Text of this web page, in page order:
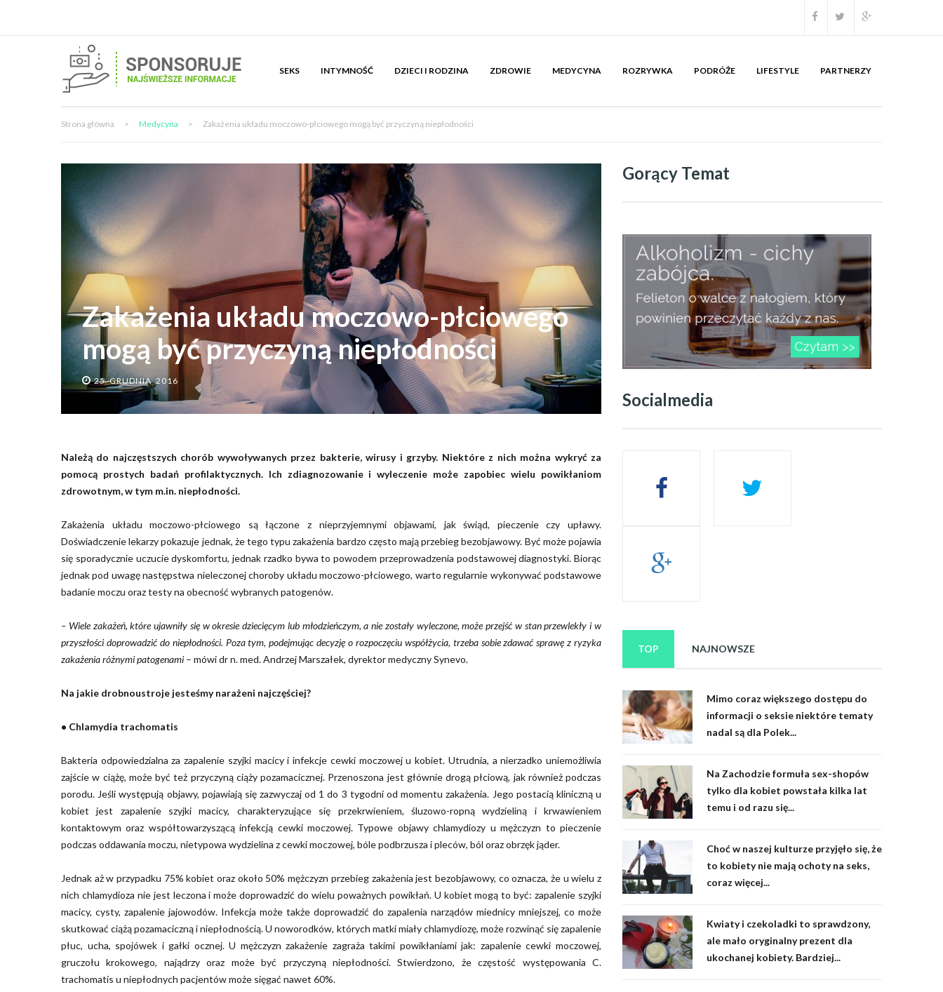
SEKS INTYMNOŚĆ DZIECI I RODZINA ZDROWIE MEDYCYNA ROZRYWKA PODRÓŻE LIFESTYLE PARTNERZY
Strona główna > Medycyna > Zakażenia układu moczowo-płciowego mogą być przyczyną niepłodności
Zakażenia układu moczowo-płciowego
mogą być przyczyną niepłodności
25 GRUDNIA 2016
Należą do najczęstszych chorób wywoływanych przez bakterie, wirusy i grzyby. Niektóre z nich można wykryć za
pomocą prostych badań profilaktycznych. Ich zdiagnozowanie i wyleczenie może zapobiec wielu powikłaniom
zdrowotnym, w tym m.in. niepłodności.
Zakażenia układu moczowo-płciowego są łączone z nieprzyjemnymi objawami, jak świąd, pieczenie czy upławy.
Doświadczenie lekarzy pokazuje jednak, że tego typu zakażenia bardzo często mają przebieg bezobjawowy. Być może pojawia
się sporadycznie uczucie dyskomfortu, jednak rzadko bywa to powodem przeprowadzenia podstawowej diagnostyki. Biorąc
jednak pod uwagę następstwa nieleczonej choroby układu moczowo-płciowego, warto regularnie wykonywać podstawowe
badanie moczu oraz testy na obecność wybranych patogenów.
– Wiele zakażeń, które ujawniły się w okresie dziecięcym lub młodzieńczym, a nie zostały wyleczone, może przejść w stan przewlekły i w
przyszłości doprowadzić do niepłodności. Poza tym, podejmując decyzję o rozpoczęciu współżycia, trzeba sobie zdawać sprawę z ryzyka
zakażenia różnymi patogenami – mówi dr n. med. Andrzej Marszałek, dyrektor medyczny Synevo.
Na jakie drobnoustroje jesteśmy narażeni najczęściej?
• Chlamydia trachomatis
Bakteria odpowiedzialna za zapalenie szyjki macicy i infekcje cewki moczowej u kobiet. Utrudnia, a nierzadko uniemożliwia
zajście w ciążę, może być też przyczyną ciąży pozamacicznej. Przenoszona jest głównie drogą płciową, jak również podczas
porodu. Jeśli występują objawy, pojawiają się zazwyczaj od 1 do 3 tygodni od momentu zakażenia. Jego postacią kliniczną u
kobiet jest zapalenie szyjki macicy, charakteryzujące się przekrwieniem, śluzowo-ropną wydzieliną i krwawieniem
kontaktowym oraz współtowarzyszącą infekcją cewki moczowej. Typowe objawy chlamydiozy u mężczyzn to pieczenie
podczas oddawania moczu, nietypowa wydzielina z cewki moczowej, bóle podbrzusza i pleców, ból oraz obrzęk jąder.
Jednak aż w przypadku 75% kobiet oraz około 50% mężczyzn przebieg zakażenia jest bezobjawowy, co oznacza, że u wielu z
nich chlamydioza nie jest leczona i może doprowadzić do wielu poważnych powikłań. U kobiet mogą to być: zapalenie szyjki
macicy, cysty, zapalenie jajowodów. Infekcja może także doprowadzić do zapalenia narządów miednicy mniejszej, co może
skutkować ciążą pozamaciczną i niepłodnością. U noworodków, których matki miały chlamydiozę, może rozwinąć się zapalenie
płuc, ucha, spojówek i gałki ocznej. U mężczyzn zakażenie zagraża takimi powikłaniami jak: zapalenie cewki moczowej,
gruczołu krokowego, najądrzy oraz może być przyczyną niepłodności. Stwierdzono, że częstość występowania C.
trachomatis u niepłodnych pacjentów może sięgać nawet 60%.
Gorący Temat
Socialmedia
TOP
Mimo coraz większego dostępu do
informacji o seksie niektóre tematy
nadal są dla Polek...
Na Zachodzie formuła sex-shopów
tylko dla kobiet powstała kilka lat
temu i od razu się...
Choć w naszej kulturze przyjęło się, że
to kobiety nie mają ochoty na seks,
coraz więcej...
Kwiaty i czekoladki to sprawdzony,
ale mało oryginalny prezent dla
ukochanej kobiety. Bardziej...
NAJNOWSZE